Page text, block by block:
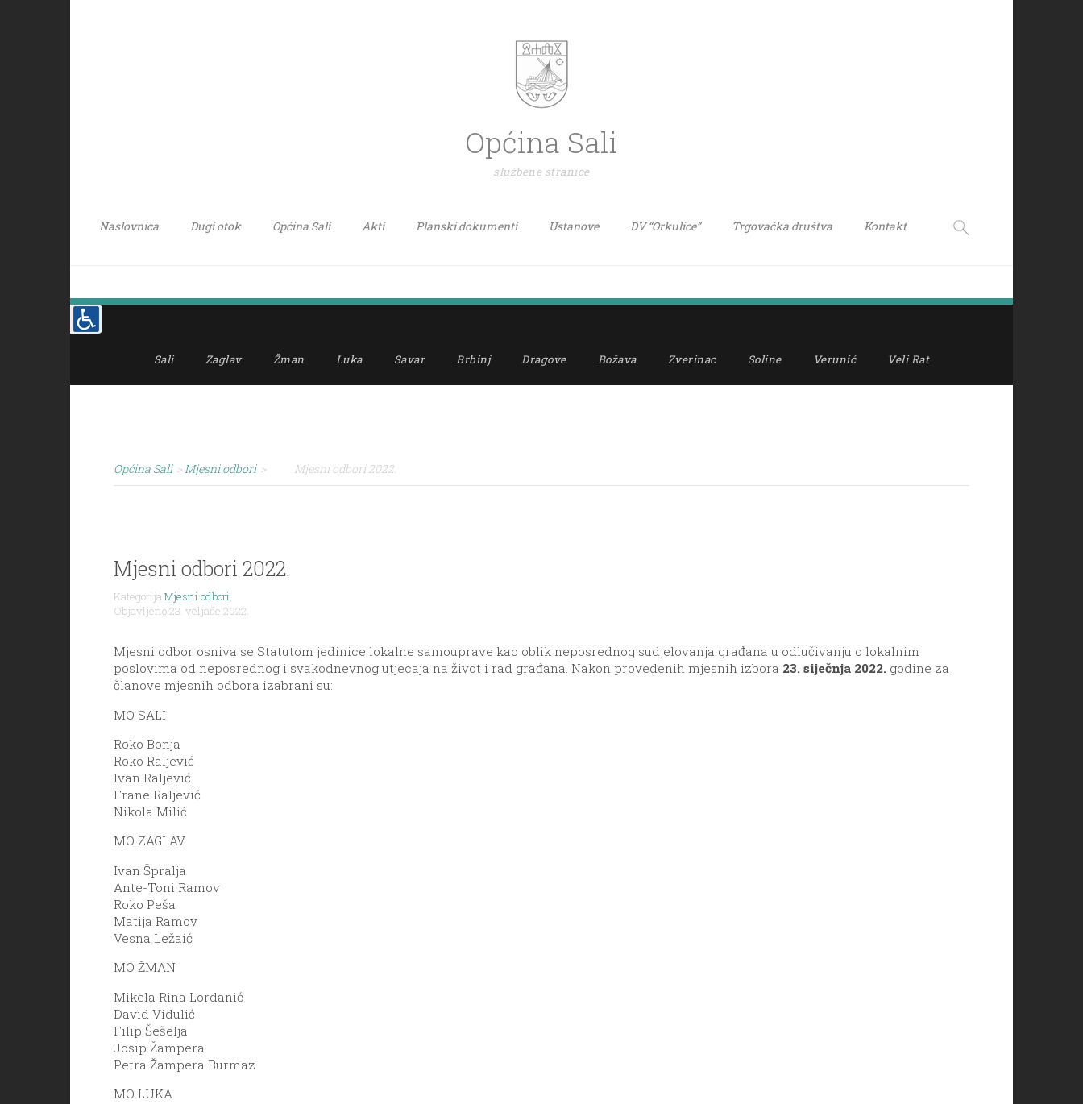
Općina Sali
službene stranice
Naslovnica Dugi otok Općina Sali Akti Planski dokumenti Ustanove DV “Orkulice” Trgovačka društva Kontakt
Sali Zaglav Žman Luka Savar Brbinj Dragove Božava Zverinac Soline Verunić Veli Rat
Općina Sali > Mjesni odbori > Mjesni odbori 2022.
Mjesni odbori 2022.
KategorijaMjesni odbori,
Objavljeno 23. veljače 2022.
Mjesni odbor osniva se Statutom jedinice lokalne samouprave kao oblik neposrednog sudjelovanja građana u odlučivanju o lokalnim
poslovima od neposrednog i svakodnevnog utjecaja na život i rad građana. Nakon provedenih mjesnih izbora 23. siječnja 2022.godine za
članove mjesnih odbora izabrani su:
MO SALI
Roko Bonja
Roko Raljević
Ivan Raljević
Frane Raljević
Nikola Milić
MO ZAGLAV
Ivan Špralja
Ante-Toni Ramov
Roko Peša
Matija Ramov
Vesna Ležaić
MO ŽMAN
Mikela Rina Lordanić
David Vidulić
Filip Šešelja
Josip Žampera
Petra Žampera Burmaz
MO LUKA